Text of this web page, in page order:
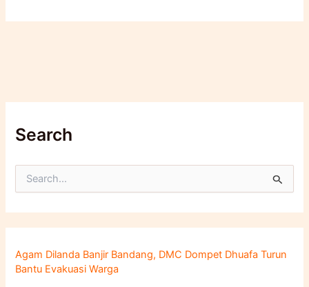
Search
a
t
u
Agam Dilanda Banjir Bandang, DMC Dompet Dhuafa Turun
Bantu Evakuasi Warga